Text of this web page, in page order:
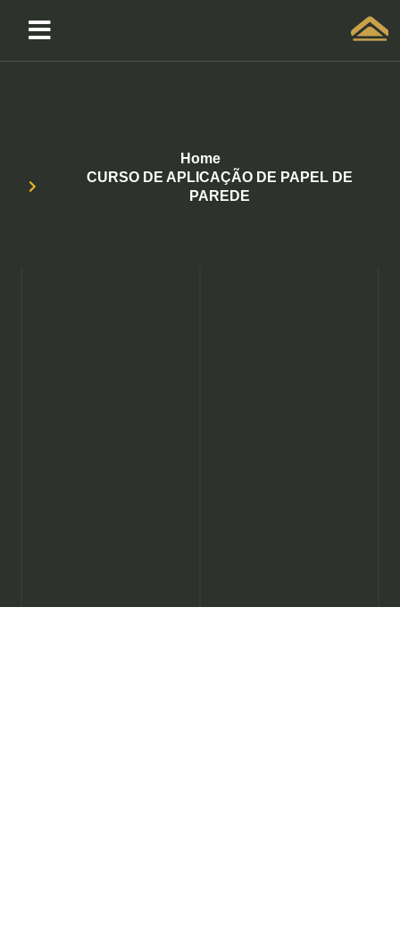
Home
CURSO DE APLICAÇÃO DE PAPEL DE
PAREDE